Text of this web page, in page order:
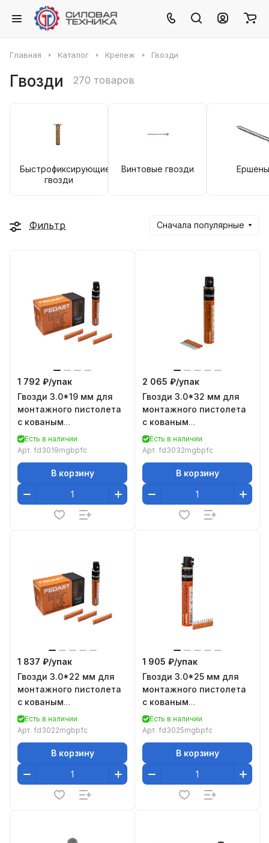
Главная Каталог Крепеж Гвозди
Гвозди 270 товаров
Быстрофиксирующие
гвозди
Винтовые гвозди
Фильтр Сначала популярные
1 792 ₽/упак
Гвозди 3.0*19 мм для
монтажного пистолета
с кованым
наконечником Bullet
point в комплекте с
Есть в наличии
Арт. fd3019mgbpfc
В корзину
2 065 ₽/упак
Гвозди 3.0*32 мм для
монтажного пистолета
с кованым
наконечником Bullet
point в комплекте с
Есть в наличии
Арт. fd3032mgbpfc
В корзину
1 837 ₽/упак
Гвозди 3.0*22 мм для
монтажного пистолета
с кованым
наконечником Bullet
point в комплекте с
Есть в наличии
Арт. fd3022mgbpfc
В корзину
1 905 ₽/упак
Гвозди 3.0*25 мм для
монтажного пистолета
с кованым
наконечником Bullet
point в комплекте с
Есть в наличии
Арт. fd3025mgbpfc
В корзину